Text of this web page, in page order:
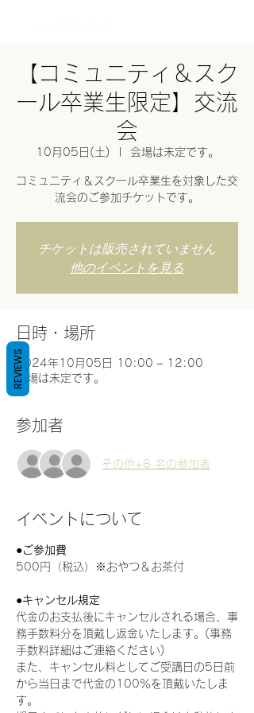
【コミュニティ＆スク
ール卒業生限定】交流
会
10月05日(土) 会場は未定です。
コミュニティ＆スクール卒業生を対象した交
流会のご参加チケットです。
チケットは販売されていません
他のイベントを見る
日時・場所
2024年10月05日 10:00 – 12:00
会場は未定です。
参加者
その他+8 名の参加者
イベントについて
●ご参加費
500円（税込）※おやつ＆お茶付
●キャンセル規定
代金のお支払後にキャンセルされる場合、事
務手数料分を頂戴し返金いたします。(事務
手数料詳細はご連絡ください)
また、キャンセル料としてご受講日の5日前
から当日まで代金の100％を頂戴いたしま
す。
REVIEWS